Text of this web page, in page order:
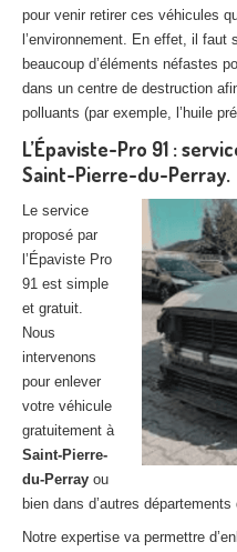
pour venir retirer ces véhicules
l’environnement. En effet, il faut
beaucoup d’éléments néfastes
dans un centre de destruction
polluants (par exemple, l’huile
L’Épaviste-Pro 91 :
Saint-Pierre-du-Perray.
Le service
proposé par
l’Épaviste Pro
91 est simple
et gratuit.
Nous
intervenons
pour enlever
votre véhicule
gratuitement à
Saint-Pierre-
du-Perray ou
bien dans d’autres départements
Notre expertise va permettre